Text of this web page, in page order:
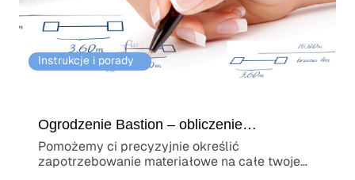
Instrukcje i porady⠀
Ogrodzenie Bastion – obliczenie
zapotrzebowania
Pomożemy ci precyzyjnie określić
zapotrzebowanie materiałowe na całe twoje